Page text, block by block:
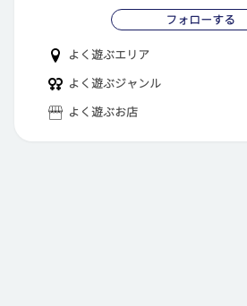
フォローする
よく遊ぶエリア
よく遊ぶジャンル
よく遊ぶお店